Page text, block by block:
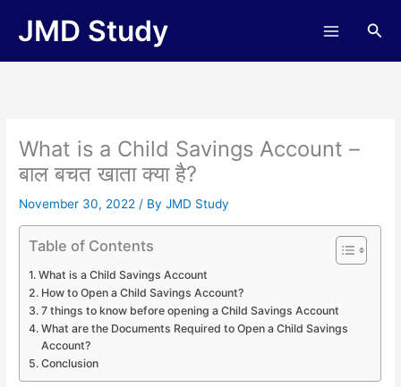
JMD Study
What is a Child Savings Account –
बाल बचत खाता क्या है?
November 30, 2022/ ByJMD Study
Table of Contents
What is a Child Savings Account
How to Open a Child Savings Account?
7 things to know before opening a Child Savings Account
What are the Documents Required to Open a Child Savings
Account?
Conclusion